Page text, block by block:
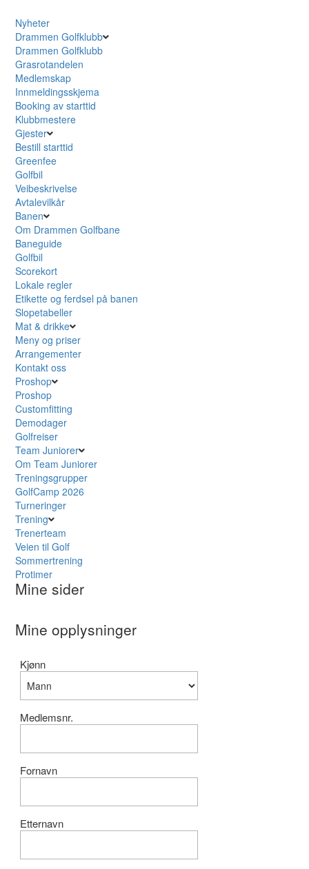
Nyheter
Drammen Golfklubb
Drammen Golfklubb
Grasrotandelen
Medlemskap
Innmeldingsskjema
Booking av starttid
Klubbmestere
Gjester
Bestill starttid
Greenfee
Golfbil
Veibeskrivelse
Avtalevilkår
Banen
Om Drammen Golfbane
Baneguide
Golfbil
Scorekort
Lokale regler
Etikette og ferdsel på banen
Slopetabeller
Mat & drikke
Meny og priser
Arrangementer
Kontakt oss
Proshop
Proshop
Customfitting
Demodager
Golfreiser
Team Juniorer
Om Team Juniorer
Treningsgrupper
GolfCamp 2026
Turneringer
Trening
Trenerteam
Veien til Golf
Sommertrening
Protimer
Mine sider
Mine opplysninger
Kjønn
Medlemsnr.
Fornavn
Etternavn